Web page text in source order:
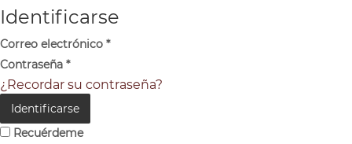
Identificarse
Correo electrónico *
Contraseña *
¿Recordar su contraseña?
Identificarse
Recuérdeme